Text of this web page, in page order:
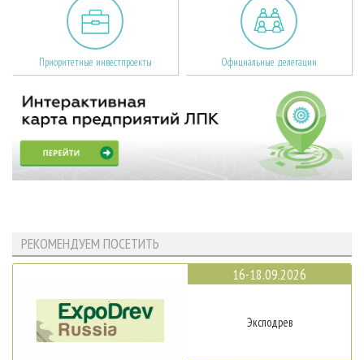
Приоритетные инвестпроекты Официальные делегации
РЕКОМЕНДУЕМ ПОСЕТИТЬ
16-18.09.2026
Эксподрев